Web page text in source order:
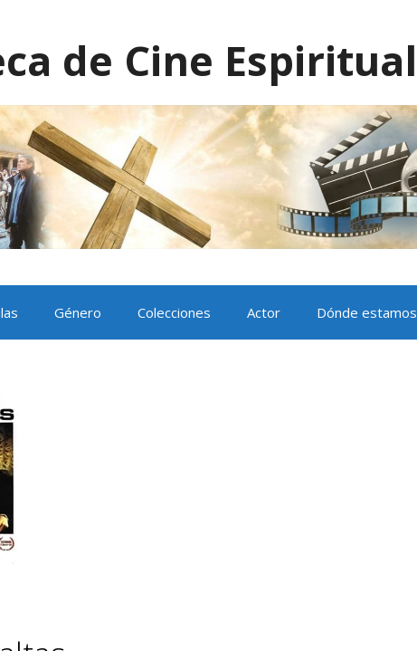
de Cine Espiritual
Género Colecciones Actor Dónde estamos